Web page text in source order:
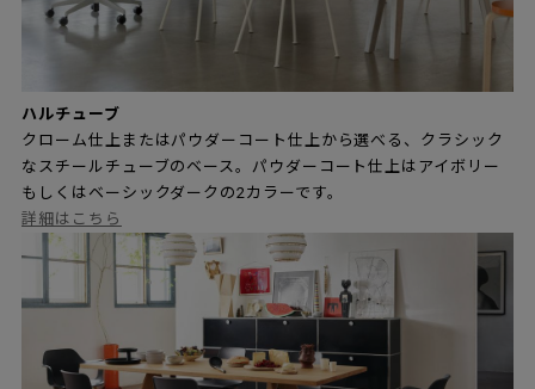
ハルチューブ
クローム仕上またはパウダーコート仕上から選べる、クラシック
なスチールチューブのベース。パウダーコート仕上はアイボリー
もしくはベーシックダークの2カラーです。
詳細はこちら